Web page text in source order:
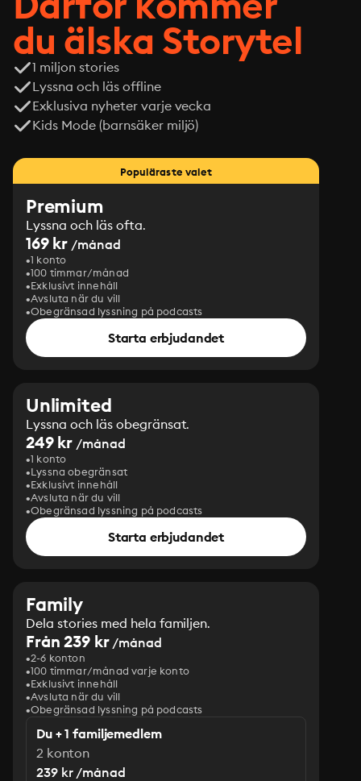
du älska Storytel
1 miljon stories
Lyssna och läs offline
Exklusiva nyheter varje vecka
Kids Mode (barnsäker miljö)
Populäraste valet
Premium
Lyssna och läs ofta.
169 kr /månad
1 konto
100 timmar/månad
Exklusivt innehåll
Avsluta när du vill
Obegränsad lyssning på podcasts
Starta erbjudandet
Unlimited
Lyssna och läs obegränsat.
249 kr /månad
1 konto
Lyssna obegränsat
Exklusivt innehåll
Avsluta när du vill
Obegränsad lyssning på podcasts
Starta erbjudandet
Family
Dela stories med hela familjen.
Från 239 kr/månad
2-6 konton
100 timmar/månad varje konto
Exklusivt innehåll
Avsluta när du vill
Obegränsad lyssning på podcasts
Du + 1 familjemedlem
2 konton
239 kr /månad